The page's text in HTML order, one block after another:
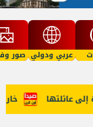
عربي ودولي صور
خارجية